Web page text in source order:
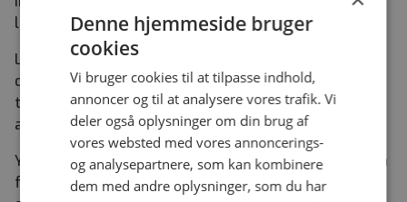
læger.
Løn- og ansættelsesforhold i henhold til gældende
overenskomst. Ansættelsen er betinget af en
tilfredsstillende børneattest og en tilfredsstillende
autorisation.
Yderligere oplysninger om afdelingen og stillingen kan
fås ved kontakt til uddannelsesansvarlig ledende
Denne hjemmeside bruger
cookies
Vi bruger cookies til at tilpasse indhold,
annoncer og til at analysere vores trafik. Vi
deler også oplysninger om din brug af
vores websted med vores annoncerings-
og analysepartnere, som kan kombinere
dem med andre oplysninger, som du har